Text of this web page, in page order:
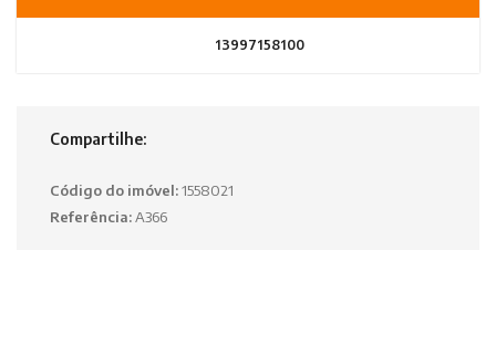
13997158100
Compartilhe:
Código do imóvel:1558021
Referência:A366